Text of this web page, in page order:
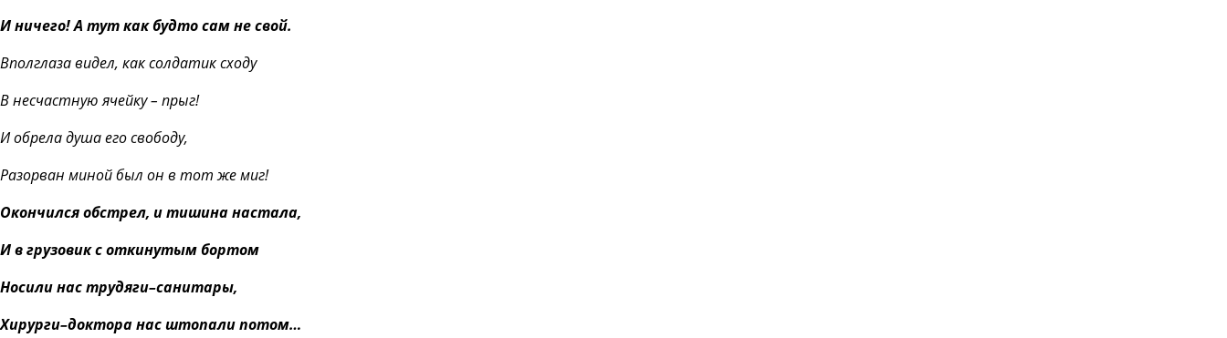
И ничего! А тут как будто сам не свой.
Вполглаза видел, как солдатик сходу
В несчастную ячейку – прыг!
И обрела душа его свободу,
Разорван миной был он в тот же миг!
Окончился обстрел, и тишина настала,
И в грузовик с откинутым бортом
Носили нас трудяги–санитары,
Хирурги–доктора нас штопали потом…